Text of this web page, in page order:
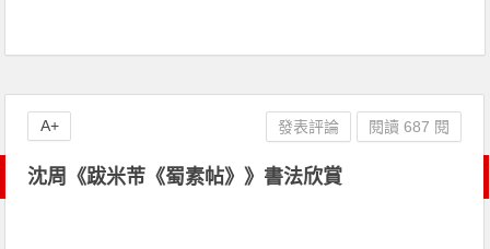
沈周《跋米芾《蜀素帖》》書法欣賞
發表評論 閱讀 687 閱
A+